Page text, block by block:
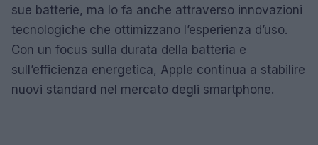
sue batterie, ma lo fa anche attraverso innovazioni
tecnologiche che ottimizzano l’esperienza d’uso.
Con un focus sulla durata della batteria e
sull’efficienza energetica, Apple continua a stabilire
nuovi standard nel mercato degli smartphone.